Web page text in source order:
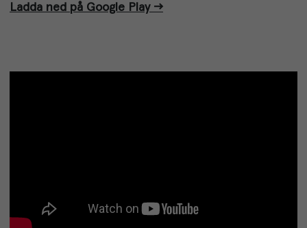
Ladda ned på Google Play -->